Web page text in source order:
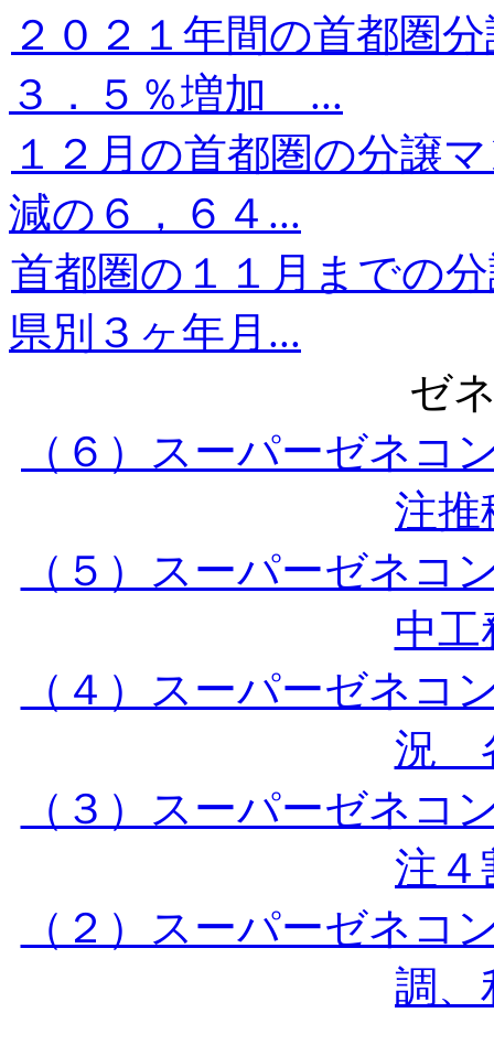
２０２１年間の首都圏
３．５％増加 ...
１２月の首都圏の分譲
減の６，６４...
首都圏の１１月までの
県別３ヶ年月...
ゼ
（６）スーパーゼネ
注
（５）スーパーゼネ
中工
（４）スーパーゼネ
況
（３）スーパーゼネ
注４
（２）スーパーゼネ
調、